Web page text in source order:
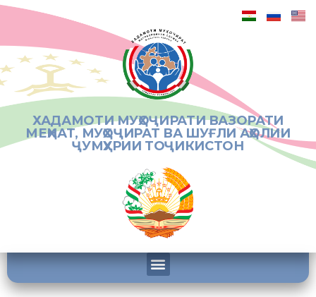
ХАДАМОТИ МУҲОҶИРАТИ ВАЗОРАТИ
МЕҲНАТ, МУҲОҶИРАТ ВА ШУҒЛИ АҲОЛИИ
ҶУМҲУРИИ ТОҶИКИСТОН